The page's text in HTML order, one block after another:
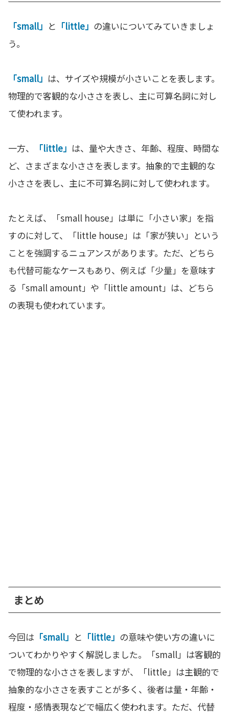
「small」 と 「little」 の違いについてみていきましょ
う。
「small」 は、サイズや規模が小さいことを表します。
物理的で客観的な小ささを表し、主に可算名詞に対し
て使われます。
一方、 「little」 は、量や大きさ、年齢、程度、時間な
ど、さまざまな小ささを表します。抽象的で主観的な
小ささを表し、主に不可算名詞に対して使われます。
たとえば、「small house」は単に「小さい家」を指
すのに対して、「little house」は「家が狭い」という
ことを強調するニュアンスがあります。ただ、どちら
も代替可能なケースもあり、例えば「少量」を意味す
る「small amount」や「little amount」は、どちら
の表現も使われています。
まとめ
今回は 「small」 と 「little」 の意味や使い方の違いに
ついてわかりやすく解説しました。「small」は客観的
で物理的な小ささを表しますが、「little」は主観的で
抽象的な小ささを表すことが多く、後者は量・年齢・
程度・感情表現などで幅広く使われます。ただ、代替